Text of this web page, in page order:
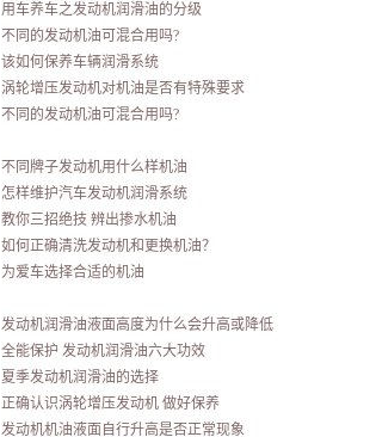
用车养车之发动机润滑油的分级
不同的发动机油可混合用吗?
该如何保养车辆润滑系统
涡轮增压发动机对机油是否有特殊要求
不同的发动机油可混合用吗?
不同牌子发动机用什么样机油
怎样维护汽车发动机润滑系统
教你三招绝技 辨出掺水机油
如何正确清洗发动机和更换机油？
为爱车选择合适的机油
发动机润滑油液面高度为什么会升高或降低
全能保护 发动机润滑油六大功效
夏季发动机润滑油的选择
正确认识涡轮增压发动机 做好保养
发动机机油液面自行升高是否正常现象